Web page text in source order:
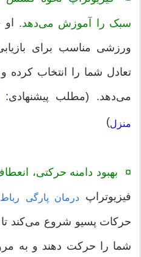
سبک را آموزش می‌دهد.
ورزشی مناسب برای
تعادل شما را انتخاب کرده
می‌دهد. (مطلب
منزل)
¤ بهبود دامنه حرکتی،
فیزیوتراپ درمان پارگی
حرکات پسیو شروع می‌کند
شما را حرکت دهند و به